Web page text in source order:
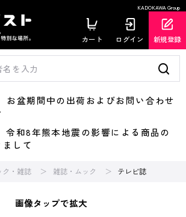
KADOKAWA Group
カート ログイン 新規登録
盆期間中の出荷およびお問い合わせ
和8年熊本地震の影響による商品の
して
ク・雑誌 雑誌・ムック テレビ誌
画像タップで拡大